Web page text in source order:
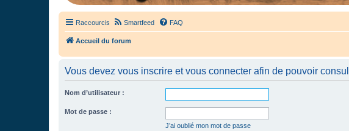
Raccourcis Smartfeed FAQ
Accueil du forum
Vous devez vous inscrire et vous connecter afin de pouvoir
Nom d’utilisateur :
Mot de passe :
J’ai oublié mon mot de passe